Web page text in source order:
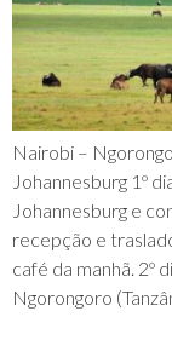
Nairobi –
Johannesburg 1º
Johannesburg e
recepção e
café da manhã. 2º
Ngorongoro